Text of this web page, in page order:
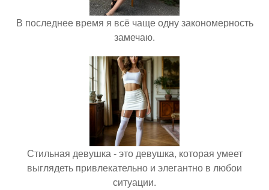
В последнее время я всё чаще одну закономерность
замечаю.
Стильная девушка - это девушка, которая умеет
выглядеть привлекательно и элегантно в любои
ситуации.